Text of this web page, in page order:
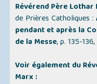
Révérend Père
de Prières Catholiques :
pendant et après la
de la Messe, p. 135-
Voir également du
Marx :